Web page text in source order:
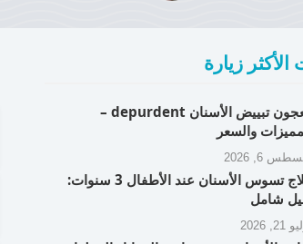
زيارة
معجون تبييض الأسنان depurdent –
والسعر
6, 2026
علاج تسوس الأسنان عند الأطفال 3 سنوات:
شامل
2026